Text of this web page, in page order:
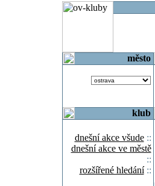
město
klub
dnešní akce všude::
dnešní akce ve městě
::
rozšířené hledání::